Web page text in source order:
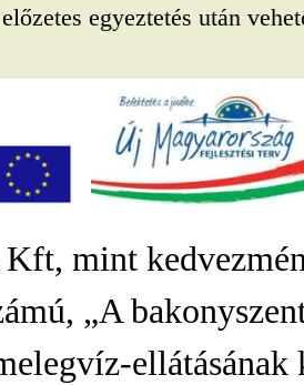
egyeztetés után
mint
„A